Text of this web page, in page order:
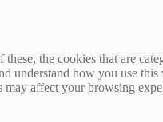
the cookies that are
understand how you use
may affect your browsing